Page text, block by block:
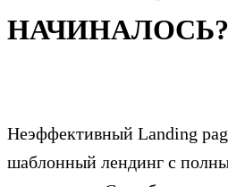
НАЧИНАЛОСЬ?
Неэффективный Landing
шаблонный лендинг с